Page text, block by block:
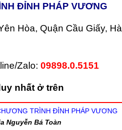
ĐỈNH PHÁP VƯƠNG
Hòa, Quận Cầu Giấy, Hà
Zalo: 09898.0.5151
nhất ở trên
TRÌNH ĐỈNH PHÁP VƯƠNG
Nguyễn Bá Toàn